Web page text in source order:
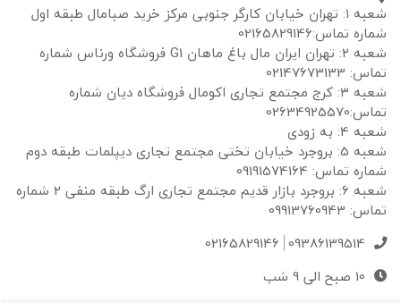
شعبه ۱: تهران خیابان کارگر جنوبی مرکز خرید صبامال طبقه اول
تماس:02165829146
شعبه ۲: تهران ایران مال باغ ماهان G1 فروشگاه ورناس شماره
شعبه ۳: کرج مجتمع تجاری اکومال فروشگاه دیان شماره
به زودی
شعبه 5: بروجرد خیابان تختی مجتمع تجاری دیپلمات طبقه دوم
تماس: 09191574164
شعبه 6: بروجرد بازار قدیم مجتمع تجاری ارگ طبقه منفی 2 شماره
09386139514
02165829146
10 صبح الی 9 شب